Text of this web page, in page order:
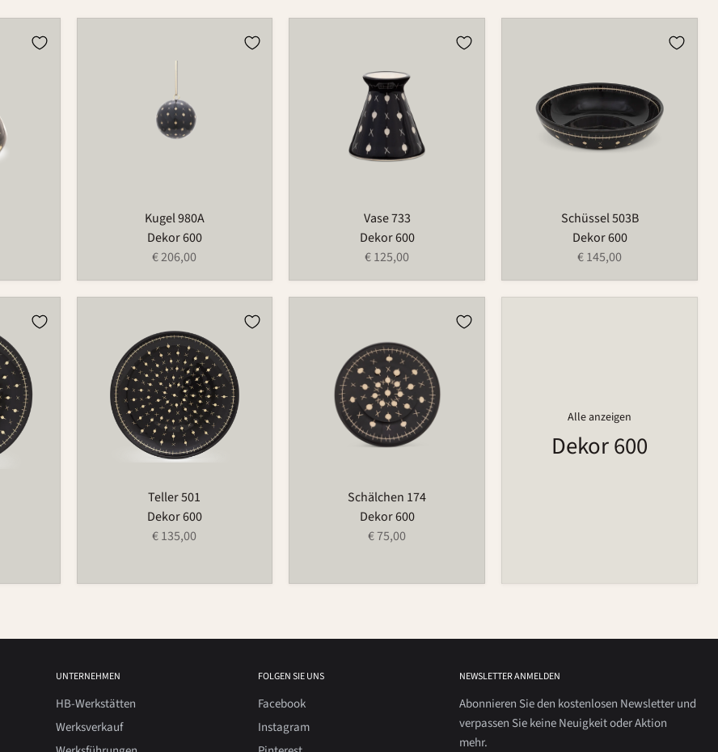
Kugel 980A
Dekor 600
€ 206,00
Vase 733
Dekor 600
€ 125,00
Schüssel 503B
Dekor 600
€ 145,00
Teller 501
Dekor 600
€ 135,00
Schälchen 174
Dekor 600
€ 75,00
Alle anzeigen
Dekor 600
UNTERNEHMEN
HB-Werkstätten
Werksverkauf
FOLGEN SIE UNS
Facebook
Instagram
NEWSLETTER ANMELDEN
Abonnieren Sie den kostenlosen Newsletter und
verpassen Sie keine Neuigkeit oder Aktion
mehr.